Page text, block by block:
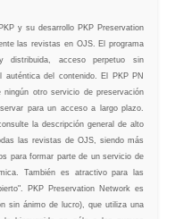
y su desarrollo PKP Preservation
las revistas en OJS. El programa
distribuida, acceso perpetuo sin
auténtica del contenido. El PKP PN
otro servicio de preservación
para un acceso a largo plazo.
la descripción general de alto
las revistas de OJS, siendo más
para formar parte de un servicio de
También es atractivo para las
PKP Preservation Network es
sin ánimo de lucro), que utiliza una